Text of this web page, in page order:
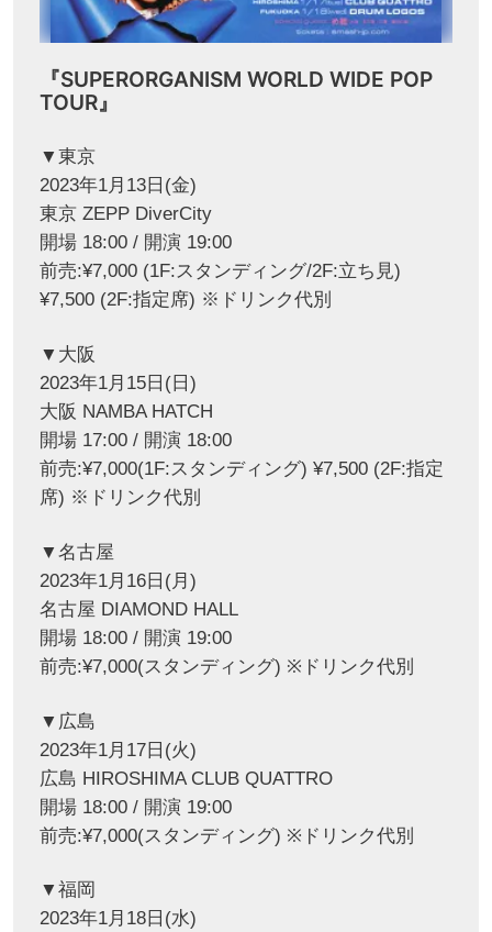
『SUPERORGANISM WORLD WIDE POP
TOUR』
▼東京
2023年1月13日(金)
東京 ZEPP DiverCity
開場 18:00 / 開演 19:00
前売:¥7,000 (1F:スタンディング/2F:立ち見)
¥7,500 (2F:指定席) ※ドリンク代別
▼大阪
2023年1月15日(日)
大阪 NAMBA HATCH
開場 17:00 / 開演 18:00
前売:¥7,000(1F:スタンディング) ¥7,500 (2F:指定
席) ※ドリンク代別
▼名古屋
2023年1月16日(月)
名古屋 DIAMOND HALL
開場 18:00 / 開演 19:00
前売:¥7,000(スタンディング) ※ドリンク代別
▼広島
2023年1月17日(火)
広島 HIROSHIMA CLUB QUATTRO
開場 18:00 / 開演 19:00
前売:¥7,000(スタンディング) ※ドリンク代別
▼福岡
2023年1月18日(水)